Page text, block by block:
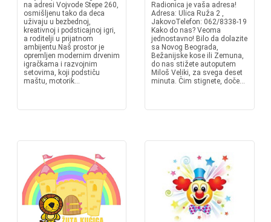
na adresi Vojvode Stepe 260,
osmišljenu tako da deca
uživaju u bezbednoj,
kreativnoj i podsticajnoj igri,
a roditelji u prijatnom
ambijentu.Naš prostor je
opremljen modernim drvenim
igračkama i razvojnim
setovima, koji podstiču
maštu, motorik...
Radionica je vaša adresa!
Adresa: Ulica Ruža 2 ,
JakovoTelefon: 062/8338-19
Kako do nas? Veoma
jednostavno! Bilo da dolazite
sa Novog Beograda,
Bežanijske kose ili Zemuna,
do nas stižete autoputem
Miloš Veliki, za svega deset
minuta. Čim stignete, doče...